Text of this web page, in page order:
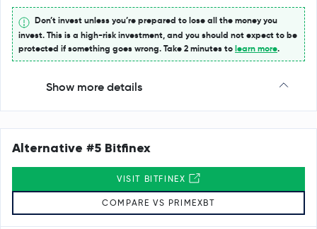
Don’t invest unless you’re prepared to lose all the money you
invest. This is a high-risk investment, and you should not expect to be
protected if something goes wrong. Take 2 minutes to learn more.
Show more details
Alternative #5 Bitfinex
VISIT BITFINEX
COMPARE VS PRIMEXBT